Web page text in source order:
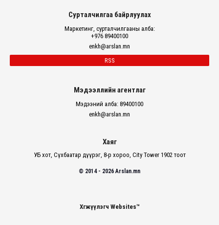
Сурталчилгаа байрлуулах
Маркетинг, сурталчилгааны алба:
+976 89400100
enkh@arslan.mn
RSS
Мэдээллийн агентлаг
Мэдээний алба: 89400100
enkh@arslan.mn
Хаяг
УБ хот, Сүхбаатар дүүрэг, 8-р хороо, City Tower 1902 тоот
© 2014 - 2026 Arslan.mn
Хөгжүүлэгч Websites™